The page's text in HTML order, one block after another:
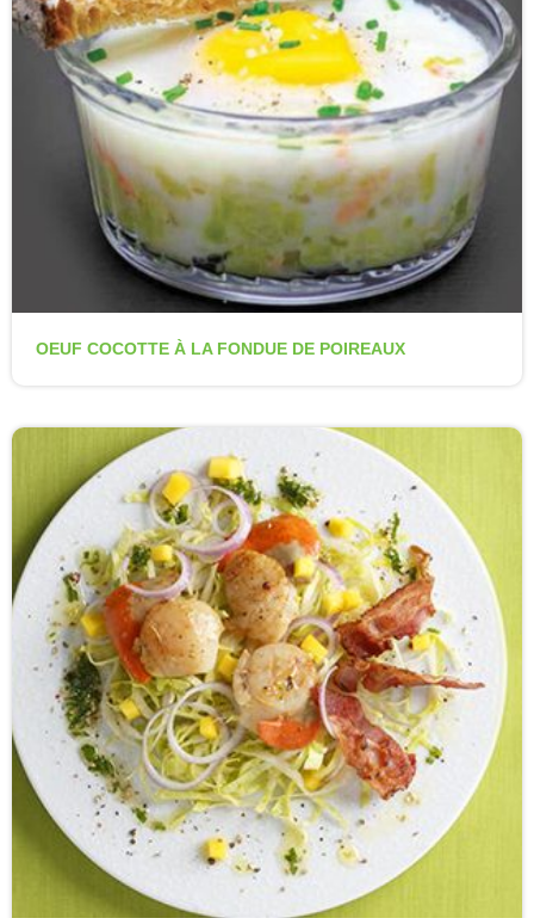
OEUF COCOTTE À LA FONDUE DE POIREAUX